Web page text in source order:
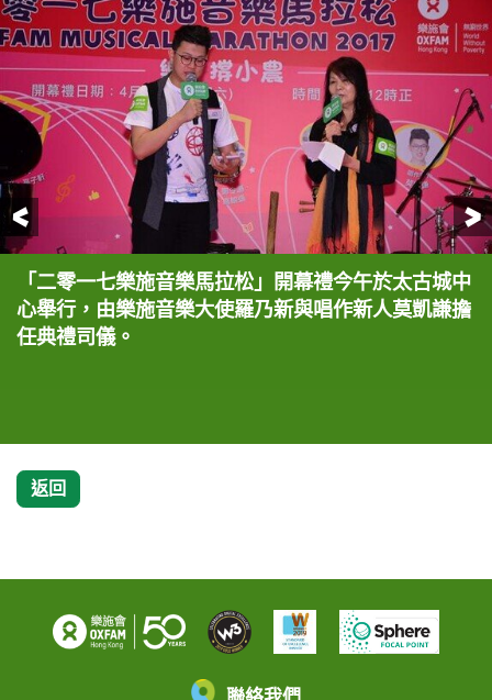
前一頁
「二零一七樂施音樂馬拉松」開幕禮今午於太古城中
心舉行，由樂施音樂大使羅乃新與唱作新人莫凱謙擔
任典禮司儀。
樂施會總裁梁詠雩表示，貧窮小農就如音樂家，耕作
播種和學習音樂的過程背後皆充滿艱辛和汗水，還要
面對氣候變化，生產成本增加及市場壓價等困難，呼
各嘉賓在「二零一七樂施音樂馬拉松」開幕禮上進行
啟動儀式，象徵樂施會今年「小農發展基金」正式成
立。
自由音樂人黑鬼Hakgwai特地為是次「樂施音樂馬
拉松」開幕禮創作了一首《細雨帶風綠田園》，表演
多種世界民族樂器包括求雨棒、木蛙、鳥笛、澳洲吹
歌手暨澳門演藝人協會副會長陳慧敏獻唱自創歌曲
《慧敏歌》，獲得全場熱烈的掌聲。
著名色士風演奏家孫穎麟獨奏《Nancy
Mulligan》一曲。
孫穎麟學生陳卓熙、鄭令灝、謝易陶、馮朗逸表演色
士風四重奏，曲目為《You Ain't Nothing》。
唱作新人莫凱謙獻唱自創的《無花果》一曲。
著名鋼琴家鄭慧、高子泓、高子軒母子表演鋼琴、二
胡、小提琴三重奏，曲目為《賽馬奔騰》。
羅乃新及鄭慧壓軸表演鋼琴四手聯彈《Brahms
Hungarian Dance in C minor》一曲，掀起
全場高潮。
返回